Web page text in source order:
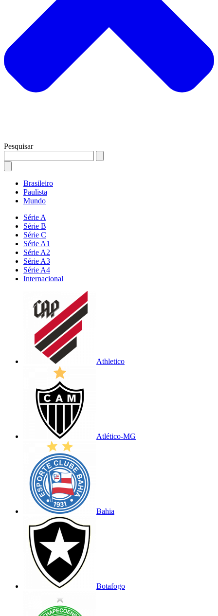
Pesquisar
Brasileiro
Paulista
Mundo
Série A
Série B
Série C
Série A1
Série A2
Série A3
Série A4
Internacional
Athletico
Atlético-MG
Bahia
Botafogo